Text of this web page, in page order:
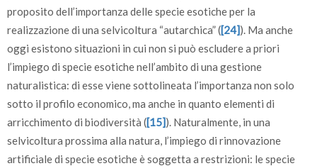
proposito dell’importanza delle specie esotiche per la
realizzazione di una selvicoltura “autarchica” ([24]). Ma anche
oggi esistono situazioni in cui non si può escludere a priori
l’impiego di specie esotiche nell’ambito di una gestione
naturalistica: di esse viene sottolineata l’importanza non solo
sotto il profilo economico, ma anche in quanto elementi di
arricchimento di biodiversità ([15]). Naturalmente, in una
selvicoltura prossima alla natura, l’impiego di rinnovazione
artificiale di specie esotiche è soggetta a restrizioni: le specie